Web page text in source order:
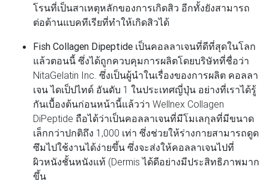
โรนที่เป็นสาเหตุหลักของการเกิดสิว อีกทั้งยังสามารถ
ต่อต้านแบคทีเรียที่ทำให้เกิดสิวได้
Fish Collagen Dipeptide เป็นคอลลาเจนที่ดีที่สุดในโลก
แล้วตอนนี้ ซึ่งได้ถูกควบคุมการผลิตโดยบริษัทที่ชื่อว่า
NitaGelatin Inc. ซึ่งเป็นผู้นำในเรื่องของการผลิต คอลลา
เจน ไดเป็ปไทด์ อันดับ 1 ในประเทศญี่ปุ่น อย่างที่เราได้รู้
กันเบื้องต้นก่อนหน้านี้แล้วว่า Wellnex Collagen
DiPeptide ถือได้ว่าเป็นคอลลาเจนที่มีโมเลกุลที่มีขนาด
เล็กกว่าปกติถึง 1,000 เท่า ซึ่งช่วยให้ร่างกายสามารถดูด
ซึมไปใช้งานได้ง่ายขึ้น ซึ่งจะส่งให้คอลลาเจนไปที่
ผิวหนังชั้นหนังแท้ (Dermis ได้ดีอย่างมีประสิทธิภาพมาก
ขึ้น